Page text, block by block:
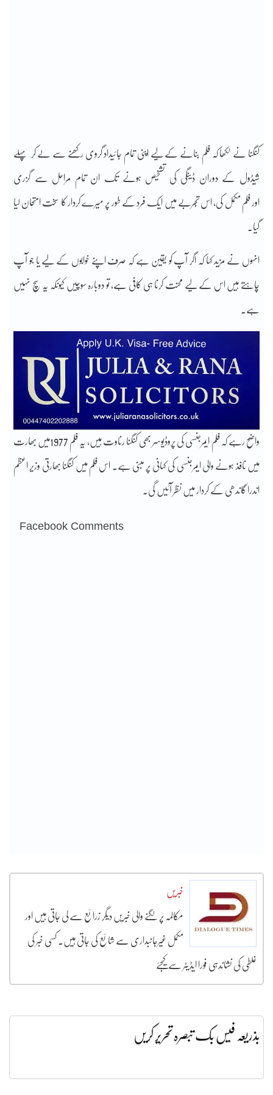
کنگنا نے لکھا کہ فلم بنانے کے لیے اپنی تمام جائیداد گروی رکھنے سے لے کر پہلے
شیڈول کے دوران ڈینگی کی تشخیص ہونے تک ان تمام مراحل سے گزری
اور فلم مکمل کی، اس تجربے میں ایک فرد کے طور پر میرے کردار کا سخت امتحان لیا
گیا۔
انہوں نے مزید کہا کہ اگر آپ کو یقین ہے کہ صرف اپنے خوابوں کے لیے یا جو آپ
چاہتے ہیں اس کے لیے محنت کرنا ہی کافی ہے، تو دوبارہ سوچیں کیونکہ یہ سچ نہیں
ہے۔
واضح رہے کہ فلم ایمرجنسی کی پروڈیوسر بھی کنگنا رناوت ہیں، یہ فلم 1977میں بھارت
میں نافذ ہونے والی ایمرجنسی کی کہانی پر مبنی ہے۔ اس فلم میں کنگنا بھارتی وزیر اعظم
اندرا گاندھی کے کردار میں نظر آئیں گی۔
Facebook Comments
خبریں
مکالمہ پر لگنے والی خبریں دیگر زرائع سے لی جاتی ہیں اور
مکمل غیرجانبداری سے شائع کی جاتی ہیں۔ کسی خبر کی
غلطی کی نشاندہی فورا ایڈیٹر سے کیجئے
بذریعہ فیس بک تبصرہ تحریر کریں